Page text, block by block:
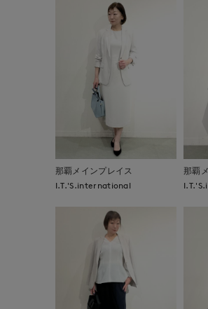
那覇メインプレイス
I.T.'S.international
那覇